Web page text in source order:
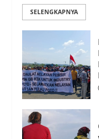
3
4
SELENGKAPNYA